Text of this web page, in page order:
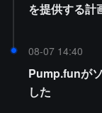
を提供する計
08-07 14:40
Pump.funが
した